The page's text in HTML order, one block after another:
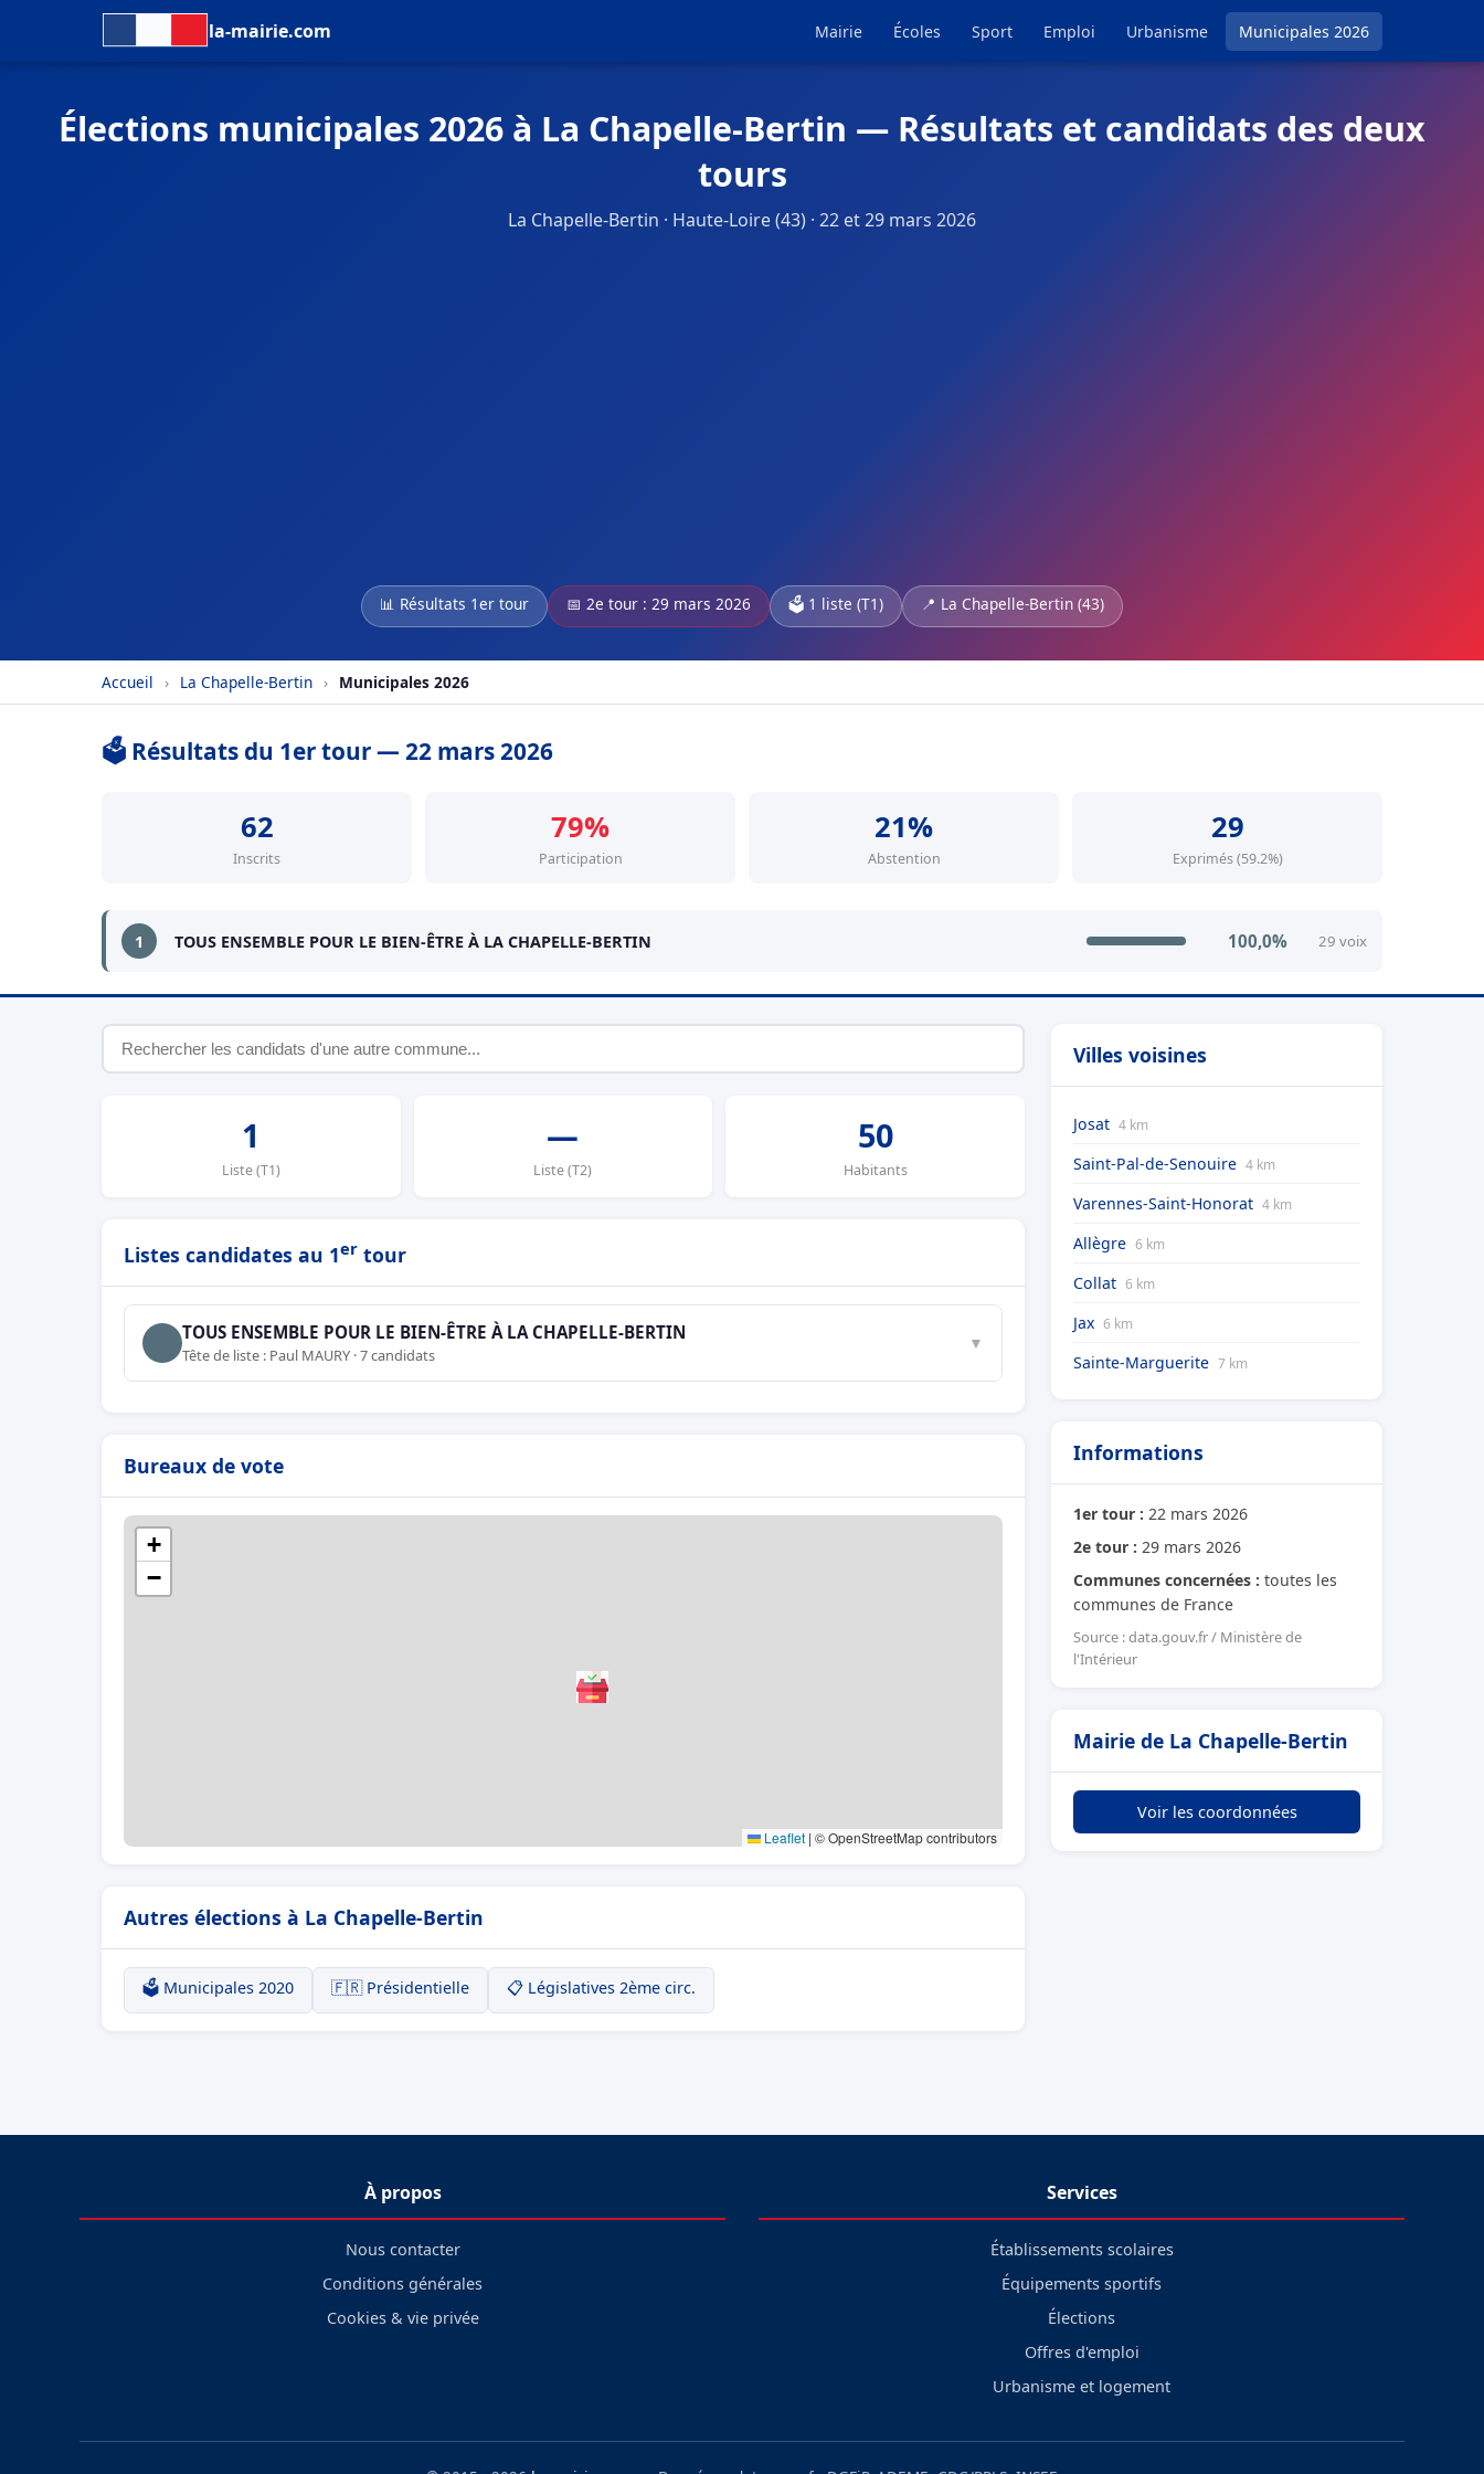
la-mairie.com Mairie Écoles Sport Emploi Urbanisme Municipales 2026
Élections municipales 2026 à La Chapelle-Bertin — Résultats et candidats des deux
tours
La Chapelle-Bertin · Haute-Loire (43) · 22 et 29 mars 2026
📊 Résultats 1er tour 📅 2e tour : 29 mars 2026 🗳️ 1 liste (T1) 📍 La Chapelle-Bertin (43)
Accueil › La Chapelle-Bertin › Municipales 2026
🗳️ Résultats du 1er tour — 22 mars 2026
62
Inscrits
79%
Participation
21%
Abstention
29
Exprimés (59.2%)
1 TOUS ENSEMBLE POUR LE BIEN-ÊTRE À LA CHAPELLE-BERTIN 100,0% 29 voix
1
Liste (T1)
—
Liste (T2)
50
Habitants
Listes candidates au 1er tour
TOUS ENSEMBLE POUR LE BIEN-ÊTRE À LA CHAPELLE-BERTIN
Tête de liste : Paul MAURY · 7 candidats
▼
Bureaux de vote
+
−
Leaflet | © OpenStreetMap contributors
Autres élections à La Chapelle-Bertin
🗳️ Municipales 2020 🇫🇷 Présidentielle 📋 Législatives 2ème circ.
Villes voisines
Josat 4 km
Saint-Pal-de-Senouire 4 km
Varennes-Saint-Honorat 4 km
Allègre 6 km
Collat 6 km
Jax 6 km
Sainte-Marguerite 7 km
Informations
1er tour : 22 mars 2026
2e tour : 29 mars 2026
Communes concernées : toutes les
communes de France
Source : data.gouv.fr / Ministère de
l'Intérieur
Mairie de La Chapelle-Bertin
Voir les coordonnées
À propos
Nous contacter
Conditions générales
Cookies & vie privée
Services
Établissements scolaires
Équipements sportifs
Élections
Offres d'emploi
Urbanisme et logement